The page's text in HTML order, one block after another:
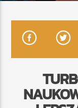
TERAZ
RADIO